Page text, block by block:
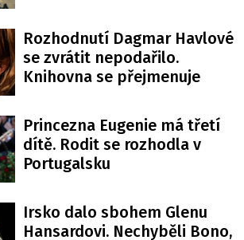
Rozhodnutí Dagmar Havlové
se zvrátit nepodařilo.
Knihovna se přejmenuje
Princezna Eugenie má třetí
dítě. Rodit se rozhodla v
Portugalsku
Irsko dalo sbohem Glenu
Hansardovi. Nechyběli Bono,